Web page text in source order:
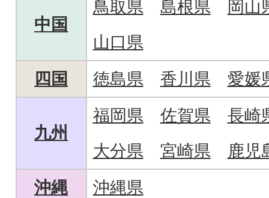
中国
鳥取県 島根県
岡山
山口県
四国
徳島県 香川県 愛媛
九州
福岡県 佐賀県
長崎
大分県
宮崎県
鹿児
沖縄
沖縄県